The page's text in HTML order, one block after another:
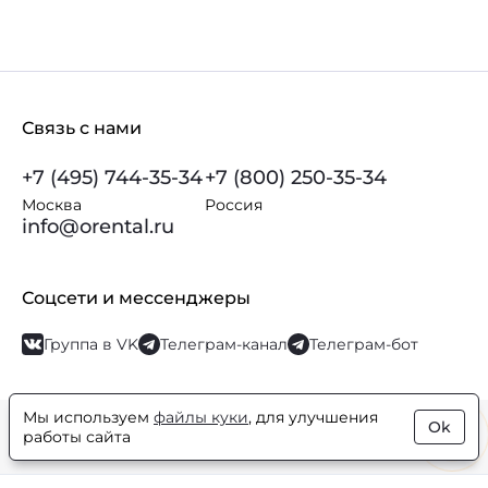
Связь с нами
+7 (495) 744-35-34
Москва
+7 (800) 250-35-34
Россия
info@orental.ru
Соцсети и мессенджеры
Группа в VK Телеграм-канал Телеграм-бот
© Orental.ru 2007–2026Интернет-магазин парфюмерии и
косметики
Мы используем файлы куки, для улучшения
работы сайта
Ok